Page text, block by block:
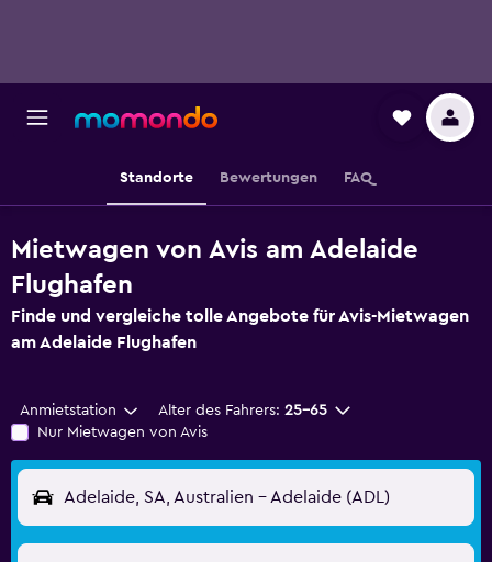
Standorte Bewertungen FAQ
Mietwagen von Avis am Adelaide
Flughafen
Finde und vergleiche tolle Angebote für Avis-Mietwagen
am Adelaide Flughafen
Anmietstation Alter des Fahrers: 25-65
Nur Mietwagen von Avis
Adelaide, SA, Australien - Adelaide (ADL)